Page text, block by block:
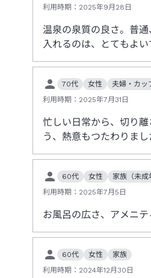
利用時期： 2025年9月28日
温泉の泉質の良さ。普
入れるのは、とてもよい
70代 女性
夫婦・カッ
利用時期： 2025年7月31日
忙しい日常から、切り
う、熱意もつたわりまし
60代 女性
家族（未成
利用時期： 2025年7月5日
お風呂の広さ、アメニ
60代 女性
家族
利用時期： 2024年12月30日